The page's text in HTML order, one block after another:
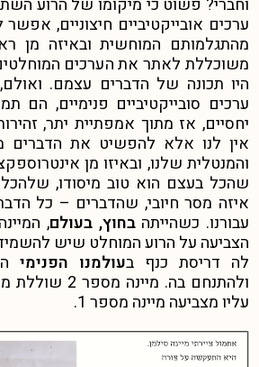
וחברי? פשוט כי מיקומו של הרוע
ערכים אובייקטיביים חיצוניים,
מהתגלמותם המוחשית ובאיזה מן
משוכללת לאתר את הערכים
היו תכונה של הדברים עצמם.
ערכים סובייקטיביים פנימיים, הם
יחסיים, אז מתוך אמפתיית יתר,
אין לנו אלא להפשיט את הדברים
והמנטלית שלנו, ובאיזו מן
שהכל בעצם הוא טוב מיסודו, שלהכל
איזה מסר חיובי, שהדברים – כל
עבורנו. כשהייתהבחוץ, בעולם
הצביעה על הרוע המוחלט שיש
לה דריסת כנף בעולמנו הפנימי
ולהתנחם בה.
עליו מצביעה מיינה מספר 1.